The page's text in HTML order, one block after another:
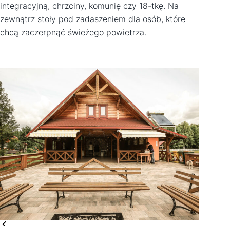
integracyjną, chrzciny, komunię czy 18-tkę. Na
zewnątrz stoły pod zadaszeniem dla osób, które
chcą zaczerpnąć świeżego powietrza.